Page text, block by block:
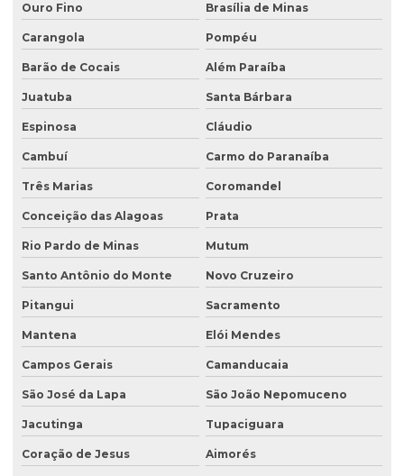
Licenciamento ambiental para atividades agropecuárias
Licenciamento ambiental de atividades rurais
Licenciamento ambiental de barragens
Licenciamento ambiental condomínio residencial
Licenciamento ambiental para construção civil
Licenciamento ambiental para empresas
Licenciamento ambiental de fábricas
Licenciamento ambiental industrial
Licenciamento ambiental para lava jatos
Licenciamento ambiental licença prévia
Licenciamento ambiental para loteamento
Licenciamento ambiental para loteamento urbano
Licenciamento ambiental para mineração
Licenciamento ambiental para movimentação de terra
Ouro Fino Brasília de Minas
Carangola Pompéu
Barão de Cocais Além Paraíba
Juatuba Santa Bárbara
Espinosa Cláudio
Cambuí Carmo do Paranaíba
Três Marias Coromandel
Conceição das Alagoas Prata
Rio Pardo de Minas Mutum
Santo Antônio do Monte Novo Cruzeiro
Pitangui Sacramento
Mantena Elói Mendes
Campos Gerais Camanducaia
São José da Lapa São João Nepomuceno
Jacutinga Tupaciguara
Coração de Jesus Aimorés